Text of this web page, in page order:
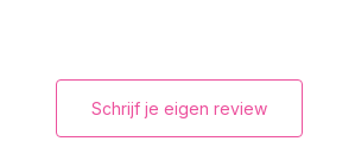
Schrijf je eigen review